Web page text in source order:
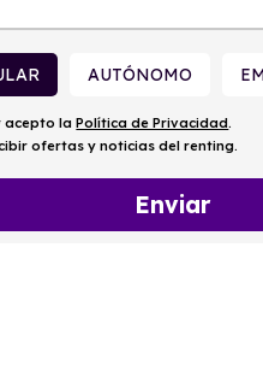
AUTÓNOMO
acepto laPolítica de Privacidad.
ofertas y noticias del renting.